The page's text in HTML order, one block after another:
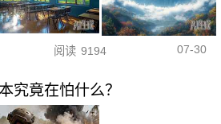
阅读 9194 07-30
究竟在怕什么？